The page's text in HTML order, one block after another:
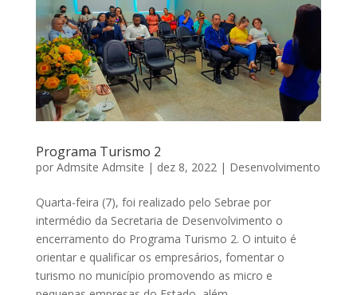
Programa Turismo 2
por Admsite Admsite | dez 8, 2022| Desenvolvimento
Quarta-feira (7), foi realizado pelo Sebrae por
intermédio da Secretaria de Desenvolvimento o
encerramento do Programa Turismo 2. O intuito é
orientar e qualificar os empresários, fomentar o
turismo no município promovendo as micro e